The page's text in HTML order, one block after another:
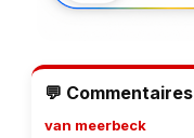
💬 Commentaires
van meerbeck